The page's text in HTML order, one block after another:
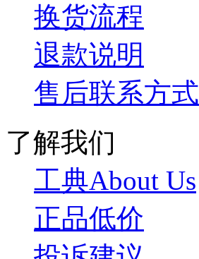
换货流程
退款说明
售后联系方式
了解我们
工典About Us
正品低价